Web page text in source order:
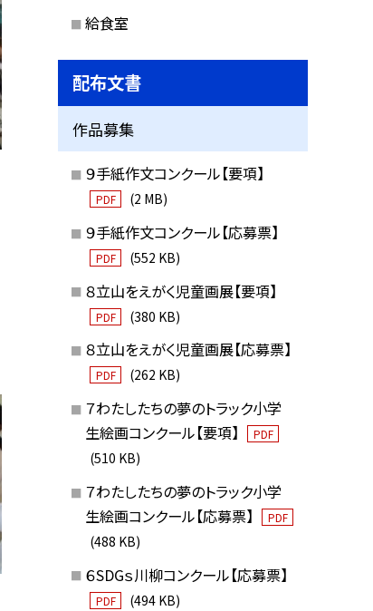
給食室
配布文書
作品募集
９手紙作文コンクール【要項】
PDF (2 MB)
９手紙作文コンクール【応募票】
PDF (552 KB)
８立山をえがく児童画展【要項】
PDF (380 KB)
８立山をえがく児童画展【応募票】
PDF (262 KB)
７わたしたちの夢のトラック小学
生絵画コンクール【要項】
PDF
(510 KB)
７わたしたちの夢のトラック小学
生絵画コンクール【応募票】
PDF
(488 KB)
６SDGｓ川柳コンクール【応募票】
PDF (494 KB)